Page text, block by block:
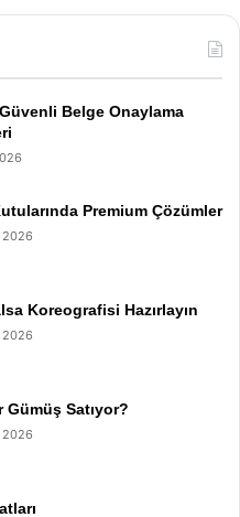
Belge Onaylama
Premium Çözümler
2026
Koreografisi Hazırlayın
2026
Gümüş Satıyor?
2026